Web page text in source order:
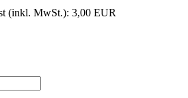
(inkl. MwSt.): 3,00 EUR